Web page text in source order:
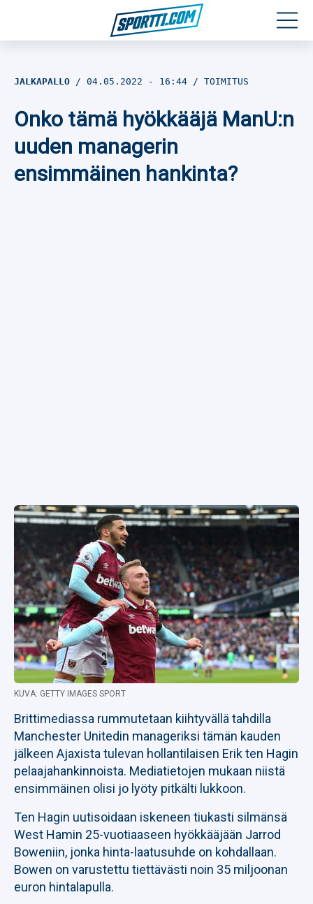
Jalkapallo
Yleisurheilu
JALKAPALLO 04.05.2022 - 16:44 TOIMITUS
Onko tämä hyökkääjä ManU:n
uuden managerin
ensimmäinen hankinta?
KUVA: GETTY IMAGES SPORT
Brittimediassa rummutetaan kiihtyvällä tahdilla
Manchester Unitedin manageriksi tämän kauden
jälkeen Ajaxista tulevan hollantilaisen Erik ten Hagin
pelaajahankinnoista. Mediatietojen mukaan niistä
ensimmäinen olisi jo lyöty pitkälti lukkoon.
Ten Hagin uutisoidaan iskeneen tiukasti silmänsä
West Hamin 25-vuotiaaseen hyökkääjään Jarrod
Boweniin, jonka hinta-laatusuhde on kohdallaan.
Bowen on varustettu tiettävästi noin 35 miljoonan
euron hintalapulla.